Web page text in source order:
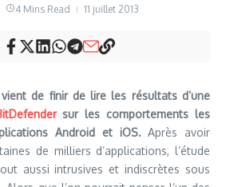
4 Mins Read 11 juillet 2013
de finir de lire les résultats d’une
sur les comportements les
Android et iOS.Après avoir
de milliers d’applications, l’étude
aussi intrusives et indiscrètes sous